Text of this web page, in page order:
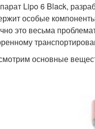
Lipo 6 Black,
особые
это весьма
основные